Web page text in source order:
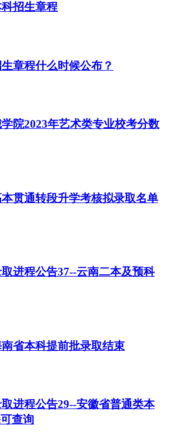
招生章程
章程什么时候公布？
学院2023年艺术类专业校考分数
贯通转段升学考核拟录取名单
进程公告37--云南二本及预科
省本科提前批录取结束
进程公告29--安徽省普通类本
查询